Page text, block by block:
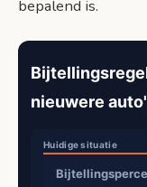
bepalend is.
nieuwere